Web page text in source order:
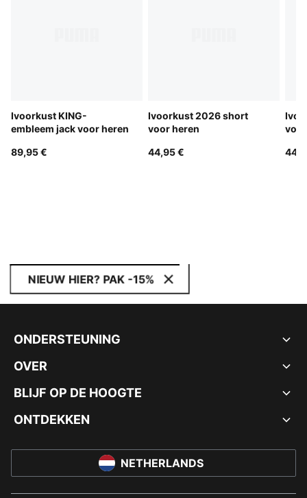
Ivoorkust KING-
embleem jack voor heren
89,95 €
Ivoorkust 2026 short
voor heren
44,95 €
NIEUW HIER? PAK -15%
ONDERSTEUNING
OVER
BLIJF OP DE HOOGTE
ONTDEKKEN
NETHERLANDS